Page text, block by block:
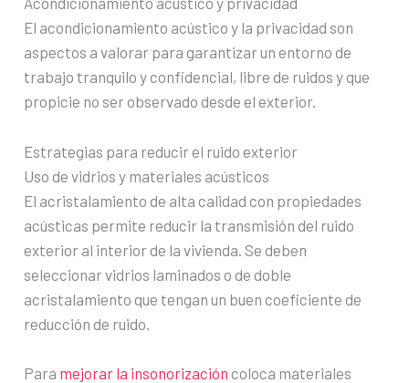
El acondicionamiento acústico y la privacidad son
aspectos a valorar para garantizar un entorno de
trabajo tranquilo y confidencial, libre de ruidos y que
propicie no ser observado desde el exterior.
Estrategias para reducir el ruido exterior
Uso de vidrios y materiales acústicos
El acristalamiento de alta calidad con propiedades
acústicas permite reducir la transmisión del ruido
exterior al interior de la vivienda. Se deben
seleccionar vidrios laminados o de doble
acristalamiento que tengan un buen coeficiente de
reducción de ruido.
Para mejorar la insonorización coloca materiales